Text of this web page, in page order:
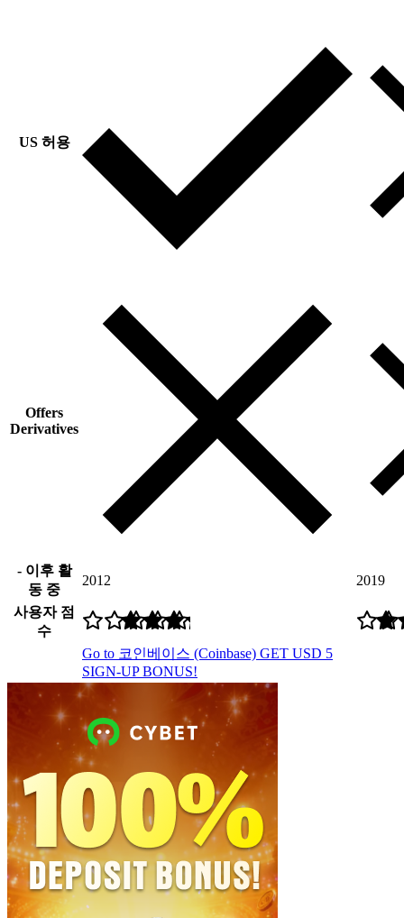
US 허용
Offers
Derivatives
- 이후 활
동 중
2012 2019
사용자 점
수
Go to 코인베이스 (Coinbase) GET USD 5
SIGN-UP BONUS!